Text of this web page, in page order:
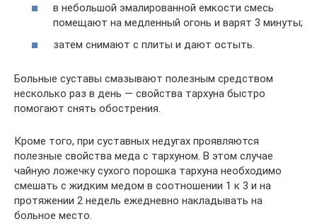
в небольшой эмалированной емкости смесь
помещают на медленный огонь и варят 3 минуты;
затем снимают с плиты и дают остыть.
Больные суставы смазывают полезным средством
несколько раз в день — свойства тархуна быстро
помогают снять обострения.
Кроме того, при суставных недугах проявляются
полезные свойства меда с тархуном. В этом случае
чайную ложечку сухого порошка тархуна необходимо
смешать с жидким медом в соотношении 1 к 3 и на
протяжении 2 недель ежедневно накладывать на
больное место.